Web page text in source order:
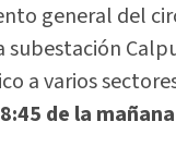
general del
subestación
a varios
8:45 de la